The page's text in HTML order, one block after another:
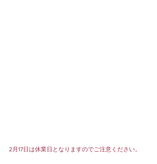
2月17日は休業日となりますのでご注意ください。